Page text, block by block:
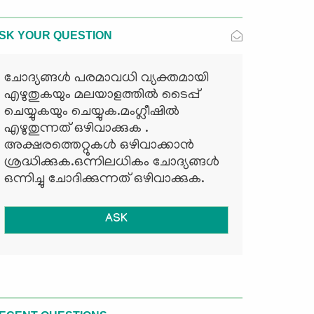
YOUR QUESTION
ചോദ്യങ്ങള്‍ പരമാവധി വ്യക്തമായി
എഴുതുകയും മലയാളത്തില്‍ ടൈപ്പ്
ചെയ്യുകയും ചെയ്യുക.മംഗ്ലീഷില്‍
എഴുതുന്നത് ഒഴിവാക്കുക .
അക്ഷരത്തെറ്റുകള്‍ ഒഴിവാക്കാന്‍
ശ്രദ്ധിക്കുക.ഒന്നിലധികം ചോദ്യങ്ങള്‍
ഒന്നിച്ചു ചോദിക്കുന്നത് ഒഴിവാക്കുക.
ASK